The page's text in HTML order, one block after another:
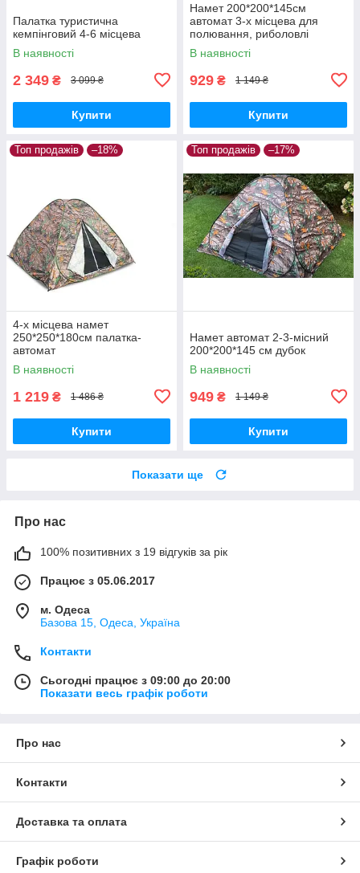
Палатка туристична
кемпінговий 4-6 місцева
В наявності
2 349 ₴ 3 099 ₴
Купити
Намет 200*200*145см
автомат 3-х місцева для
полювання, риболовлі
туризму
В наявності
929 ₴ 1 149 ₴
Купити
Топ продажів –18%
4-х місцева намет
250*250*180cм палатка-
автомат
В наявності
1 219 ₴ 1 486 ₴
Купити
Топ продажів –17%
Намет автомат 2-3-місний
200*200*145 см дубок
В наявності
949 ₴ 1 149 ₴
Купити
Показати ще
Про нас
100% позитивних з 19 відгуків за рік
Працює з 05.06.2017
м. Одеса
Базова 15, Одеса, Україна
Контакти
Сьогодні працює з 09:00 до 20:00
Показати весь графік роботи
Про нас
Контакти
Доставка та оплата
Графік роботи